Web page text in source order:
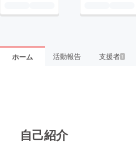
ホーム 活動報告 支援者 1
自己紹介